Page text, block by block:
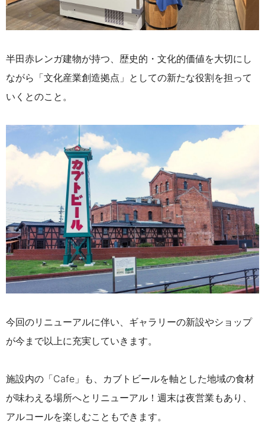
半田赤レンガ建物が持つ、歴史的・文化的価値を大切にし
ながら「文化産業創造拠点」としての新たな役割を担って
いくとのこと。
今回のリニューアルに伴い、ギャラリーの新設やショップ
が今まで以上に充実していきます。
施設内の「Cafe」も、カブトビールを軸とした地域の食材
が味わえる場所へと リニューアル！週末は夜営業もあり、
アルコールを楽しむこともできます。